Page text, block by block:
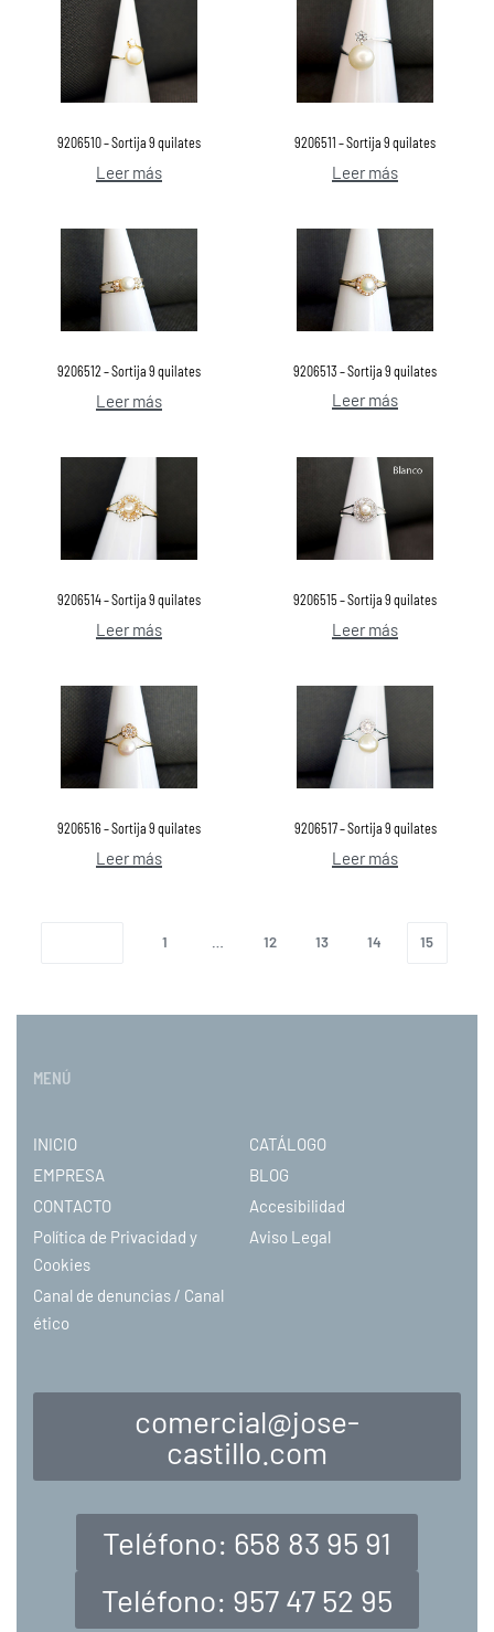
9206510 – Sortija 9 quilates
Leer más
9206511 – Sortija 9 quilates
Leer más
9206512 – Sortija 9 quilates
Leer más
9206513 – Sortija 9 quilates
Leer más
9206514 – Sortija 9 quilates
Leer más
9206515 – Sortija 9 quilates
Leer más
9206516 – Sortija 9 quilates
Leer más
9206517 – Sortija 9 quilates
Leer más
1 12 13 14 15
MENÚ
INICIO
CATÁLOGO
EMPRESA
BLOG
CONTACTO
Accesibilidad
Política de Privacidad y
Cookies
Aviso Legal
Canal de denuncias / Canal
ético
comercial@jose-
castillo.com
Teléfono: 658 83 95 91
Teléfono: 957 47 52 95